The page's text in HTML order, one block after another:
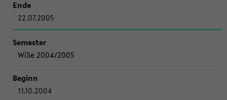
22.07.2005
WiSe 2004/2005
11.10.2004